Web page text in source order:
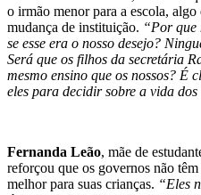
o irmão menor para a escola,
mudança de instituição. “Por que
se esse era o nosso desejo?
Será que os filhos da secretária
mesmo ensino que os nossos? É
eles para decidir sobre a vida
Fernanda Leão, mãe de
reforçou que os governos não
melhor para suas crianças. “Eles